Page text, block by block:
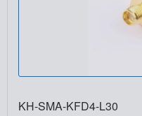
KH-SMA-KFD4-L30